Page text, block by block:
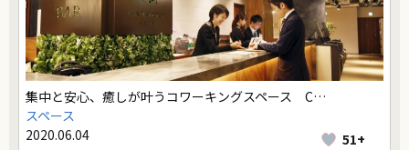
集中と安心、癒しが叶うコワーキングスペース C…
スペース
2020.06.04
51+